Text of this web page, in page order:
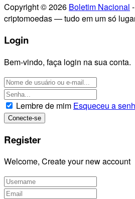
Copyright © 2026 Boletim Nacional
criptomoedas — tudo em um só
Login
Bem-vindo, faça login na sua conta.
Lembre de mim Esqueceu a
Register
Welcome, Create your new account